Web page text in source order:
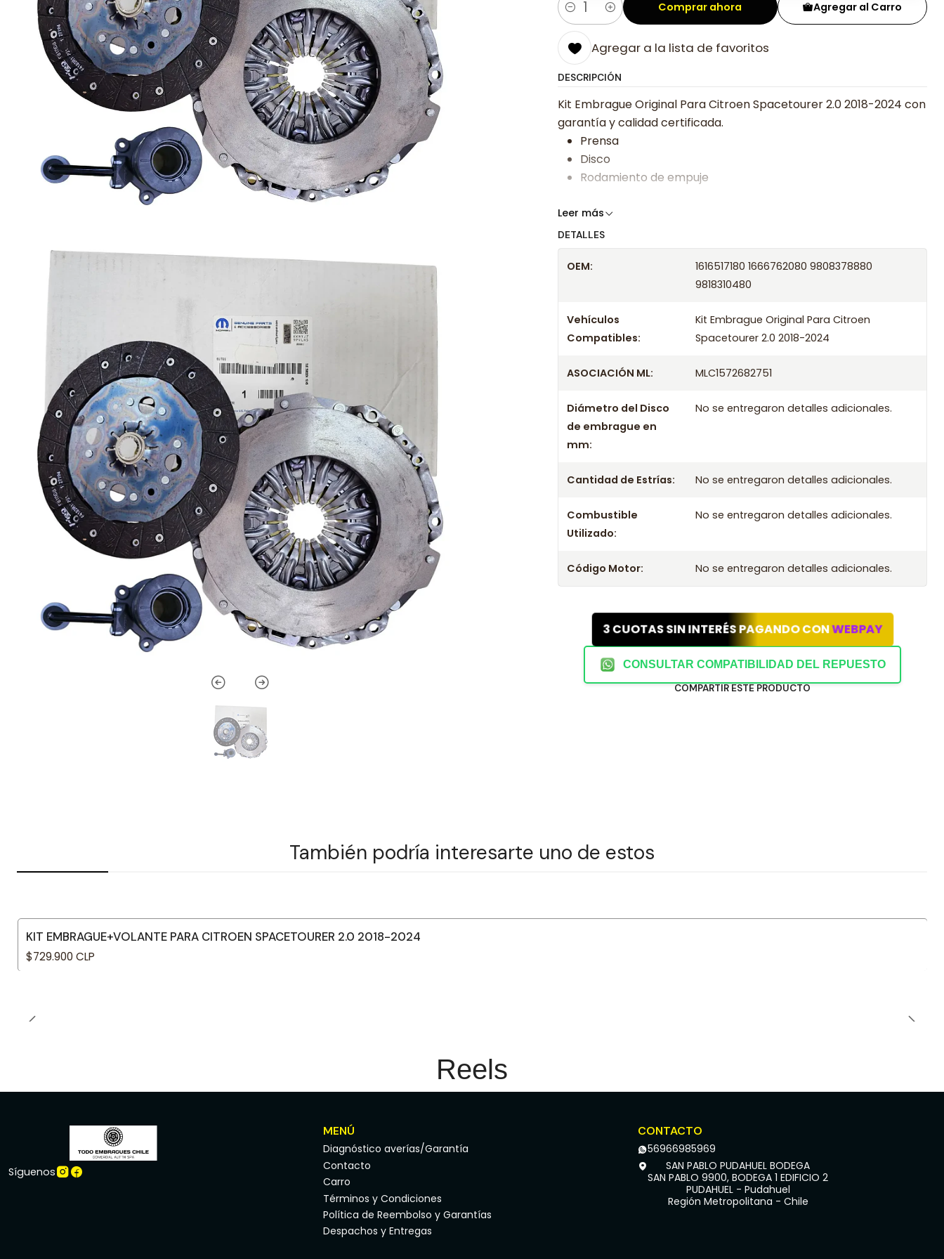
Cantidad
Agregar al Carro
Comprar ahora
Agregar a la lista de favoritos
DESCRIPCIÓN
Kit Embrague Original Para Citroen Spacetourer 2.0 2018-2024 con
garantía y calidad certificada.
Prensa
Disco
Rodamiento de empuje
Somos especialistas en embragues desde 2019, ofreciendo precios
Años compatibles
Kit Embrague Original Para Citroen Spacetourer 2.0 2019
Kit Embrague Original Para Citroen Spacetourer 2.0 2021
Kit Embrague Original Para Citroen Spacetourer 2.0 2022
Kit Embrague Original Para Citroen Spacetourer 2.0 2024
Leer más
DETALLES
OEM:
1616517180 1666762080 9808378880
9818310480
Vehículos
Compatibles:
Kit Embrague Original Para Citroen
Spacetourer 2.0 2018-2024
ASOCIACIÓN ML: MLC1572682751
Diámetro del Disco
de embrague en
mm:
No se entregaron detalles adicionales.
Cantidad de Estrías: No se entregaron detalles adicionales.
Combustible
Utilizado:
No se entregaron detalles adicionales.
Código Motor: No se entregaron detalles adicionales.
3 CUOTAS SIN INTERÉS PAGANDO CONWEBPAY
CONSULTAR COMPATIBILIDAD DEL REPUESTO
COMPARTIR ESTE PRODUCTO
También podría interesarte uno de estos
KIT EMBRAGUE+VOLANTE PARA CITROEN SPACETOURER 2.0 2018-2024
$729.900 CLP
Reels
Síguenos
MENÚ
Diagnóstico averías/Garantía
Contacto
Carro
Términos y Condiciones
Política de Reembolso y Garantías
Despachos y Entregas
CONTACTO
56966985969
SAN PABLO PUDAHUEL BODEGA
SAN PABLO 9900, BODEGA 1 EDIFICIO 2
PUDAHUEL - Pudahuel
Región Metropolitana - Chile